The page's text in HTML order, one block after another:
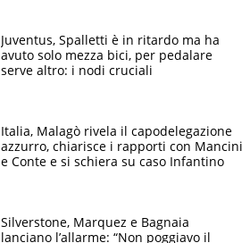
Juventus, Spalletti è in ritardo ma ha
avuto solo mezza bici, per pedalare
serve altro: i nodi cruciali
Italia, Malagò rivela il capodelegazione
azzurro, chiarisce i rapporti con Mancini
e Conte e si schiera su caso Infantino
Silverstone, Marquez e Bagnaia
lanciano l’allarme: “Non poggiavo il